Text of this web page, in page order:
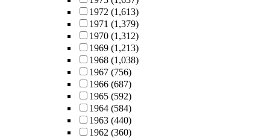
1972 (1,613)
1971 (1,379)
1970 (1,312)
1969 (1,213)
1968 (1,038)
1967 (756)
1966 (687)
1965 (592)
1964 (584)
1963 (440)
1962 (360)